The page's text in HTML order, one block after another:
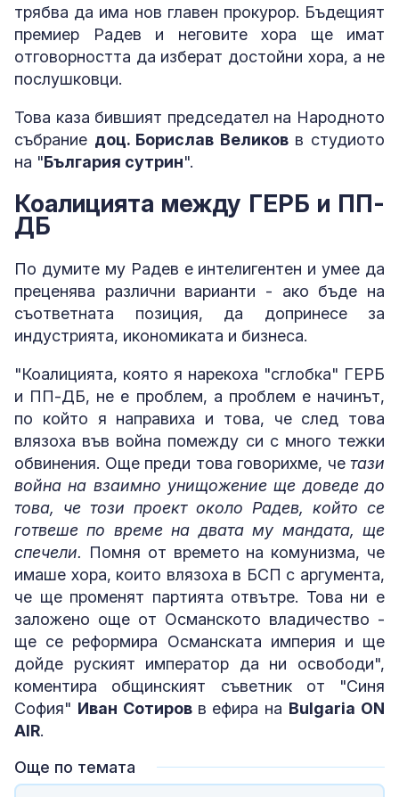
трябва да има нов главен прокурор. Бъдещият
премиер Радев и неговите хора ще имат
отговорността да изберат достойни хора, а не
послушковци.
Това каза бившият председател на Народното
събрание доц. Борислав Великовв студиото
на "България сутрин".
Коалицията между ГЕРБ и ПП-
ДБ
По думите му Радев е интелигентен и умее да
преценява различни варианти - ако бъде на
съответната позиция, да допринесе за
индустрията, икономиката и бизнеса.
"Коалицията, която я нарекоха "сглобка" ГЕРБ
и ПП-ДБ, не е проблем, а проблем е начинът,
по който я направиха и това, че след това
влязоха във война помежду си с много тежки
обвинения. Още преди това говорихме, че тази
война на взаимно унищожение ще доведе до
това, че този проект около Радев, който се
готвеше по време на двата му мандата, ще
спечели. Помня от времето на комунизма, че
имаше хора, които влязоха в БСП с аргумента,
че ще променят партията отвътре. Това ни е
заложено още от Османското владичество -
ще се реформира Османската империя и ще
дойде руският император да ни освободи",
коментира общинският съветник от "Синя
София" Иван Сотиров в ефира на Bulgaria ON
AIR.
Още по темата